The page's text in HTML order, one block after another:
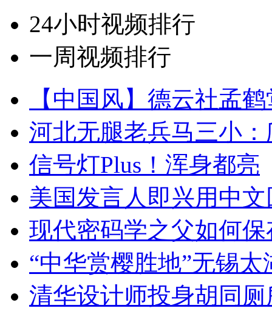
24小时视频排行
一周视频排行
【中国风】德云社孟
河北无腿老兵马三小
信号灯Plus！浑身都亮
美国发言人即兴用中
现代密码学之父如何
“中华赏樱胜地”无锡
清华设计师投身胡同